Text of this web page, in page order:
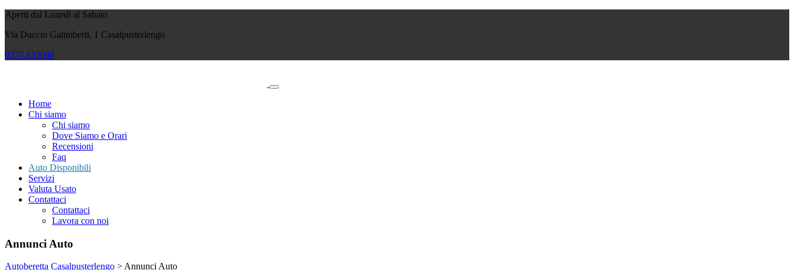
Aperti dal Lunedì al Sabato
Via Duccio Galimberti, 1 Casalpusterlengo
0377 833098
Home
Chi siamo
Chi siamo
Dove Siamo e Orari
Recensioni
Faq
Auto Disponibili
Servizi
Valuta Usato
Contattaci
Contattaci
Lavora con noi
Annunci Auto
Autoberetta Casalpusterlengo >Annunci Auto